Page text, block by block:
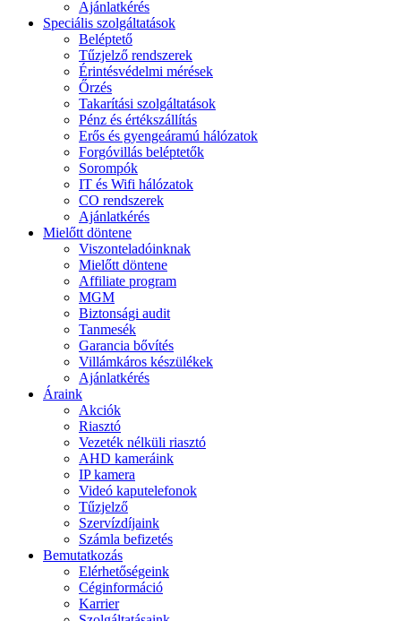
Ajánlatkérés
Speciális szolgáltatások
Beléptető
Tűzjelző rendszerek
Érintésvédelmi mérések
Őrzés
Takarítási szolgáltatások
Pénz és értékszállítás
Erős és gyengeáramú hálózatok
Forgóvillás beléptetők
Sorompók
IT és Wifi hálózatok
CO rendszerek
Ajánlatkérés
Mielőtt döntene
Viszonteladóinknak
Mielőtt döntene
Affiliate program
MGM
Biztonsági audit
Tanmesék
Garancia bővítés
Villámkáros készülékek
Ajánlatkérés
Áraink
Akciók
Riasztó
Vezeték nélküli riasztó
AHD kameráink
IP kamera
Videó kaputelefonok
Tűzjelző
Szervízdíjaink
Számla befizetés
Bemutatkozás
Elérhetőségeink
Céginformáció
Karrier